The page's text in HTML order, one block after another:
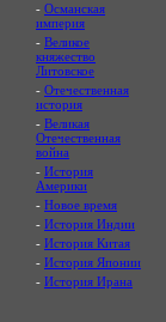
- Османская
империя
- Великое
княжество
Литовское
- Отечественная
история
- Великая
Отечественная
война
- История
Америки
- Новое время
- История Индии
- История Китая
- История Японии
- История Ирана